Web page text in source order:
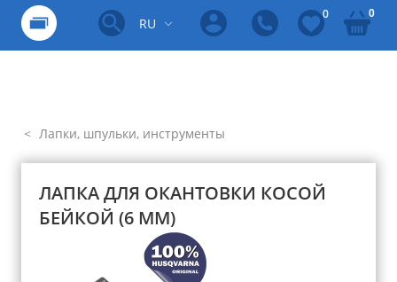
RU
0 0
Лапки, шпульки, инструменты
ЛАПКА ДЛЯ ОКАНТОВКИ КОСОЙ
БЕЙКОЙ (6 ММ)